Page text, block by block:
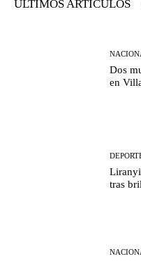
ÚLTIMOS ARTÍCULOS
Dos
en
tras